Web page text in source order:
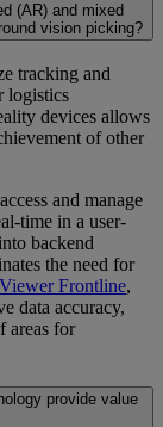
(AR) and mixed
vision picking?
tracking and
logistics
devices allows
of other
and manage
time in a user-
backend
the need for
Frontline,
data accuracy,
areas for
provide value